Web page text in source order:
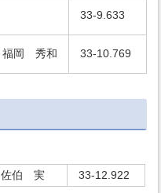
33-9.633
福岡 秀和 33-10.769
佐伯 実 33-12.922